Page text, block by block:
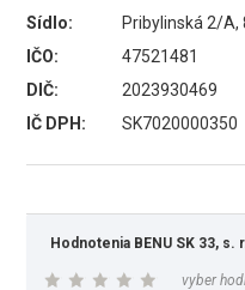
Sídlo:
Pribylinská 2/
IČO:
47521481
DIČ:
2023930469
IČ DPH:
SK7020000350
Hodnotenia BENU SK 33, s.
vyber